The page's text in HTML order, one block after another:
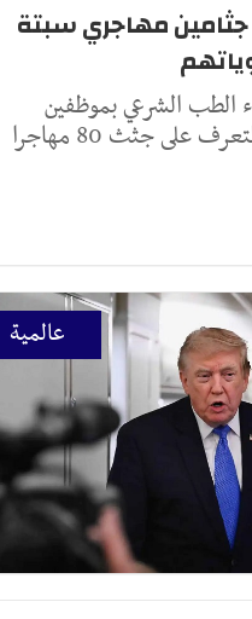
جثامين مهاجري سبتة
الطب الشرعي بموظفين
إضافيين للمساعدة في التعرف على جثث 80 مهاجرا
عالمية